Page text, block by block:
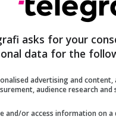
ruajtur epërsinë
për qind të
në me 12.38 për
asks for your
data for the
advertising and
audience research and
and/or access information on a